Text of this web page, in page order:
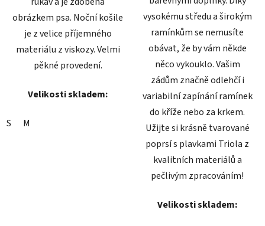
obrázkem psa. Noční košile
je z velice příjemného
materiálu z viskozy. Velmi
pěkné provedení.
Velikosti skladem:
S M
vysokému středu a širokým
ramínkům se nemusíte
obávat, že by vám někde
něco vykouklo. Vašim
zádům značně odlehčí i
variabilní zapínání ramínek
do kříže nebo za krkem.
Užijte si krásně tvarované
poprsí s plavkami Triola z
kvalitních materiálů a
pečlivým zpracováním!
Velikosti skladem: